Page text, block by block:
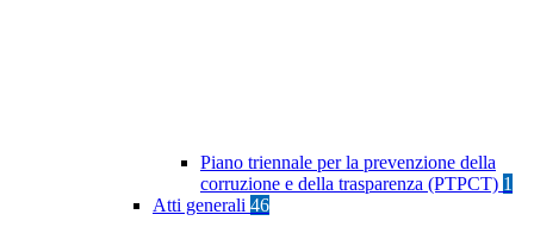
Piano triennale per la prevenzione della
corruzione e della trasparenza (PTPCT) 1
Atti generali 46